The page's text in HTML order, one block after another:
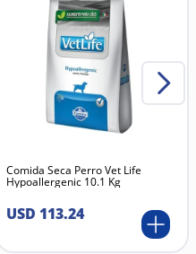
Comida Seca Perro Vet Life
Hypoallergenic 10.1 Kg
USD 113.24